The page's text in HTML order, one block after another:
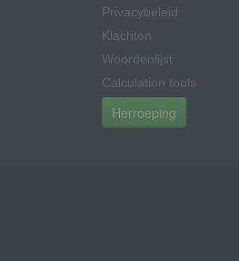
Privacybeleid
Klachten
Woordenlijst
Calculation tools
Herroeping